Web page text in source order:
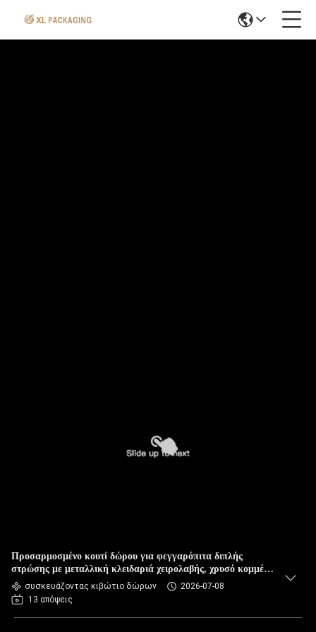
Προσαρμοσμένο κουτί δώρου για φεγγαρόπιτα διπλής
στρώσης με μεταλλική κλειδαριά χειρολαβής, χρυσό κομμένο
λέιζερ χρυσό κουτί συσκευασίας κρασιού για το φεστιβάλ
μέσα του φθινοπώρου
συσκευάζοντας κιβώτιο δώρων
2026-07-08
13 απόψεις